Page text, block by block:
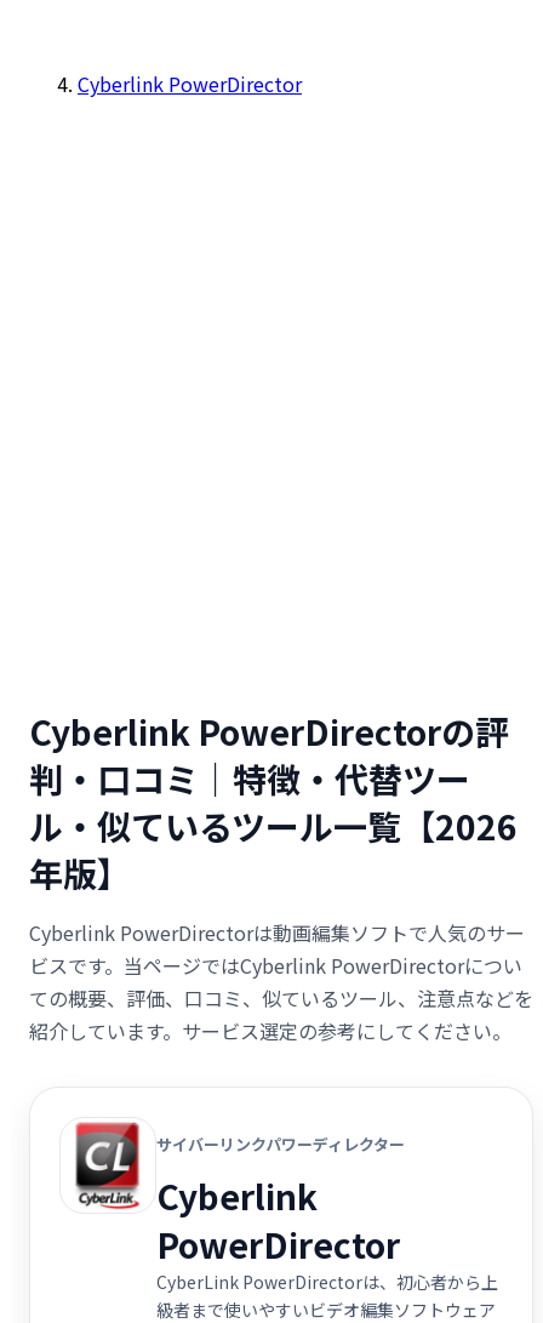
Cyberlink PowerDirector
Cyberlink PowerDirectorの評
判・口コミ｜特徴・代替ツー
ル・似ているツール一覧【2026
年版】
Cyberlink PowerDirectorは動画編集ソフトで人気のサー
ビスです。当ページではCyberlink PowerDirectorについ
ての概要、評価、口コミ、似ているツール、注意点などを
紹介しています。サービス選定の参考にしてください。
サイバーリンクパワーディレクター
Cyberlink
PowerDirector
CyberLink PowerDirectorは、初心者から上
級者まで使いやすいビデオ編集ソフトウェア